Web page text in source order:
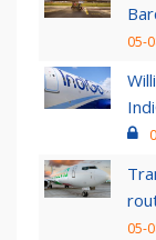
05-
05-